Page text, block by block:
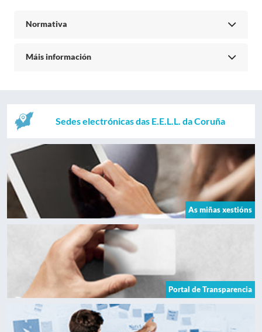
Normativa
Máis información
Sedes electrónicas das E.E.L.L. da Coruña
As miñas xestións
Portal de Transparencia